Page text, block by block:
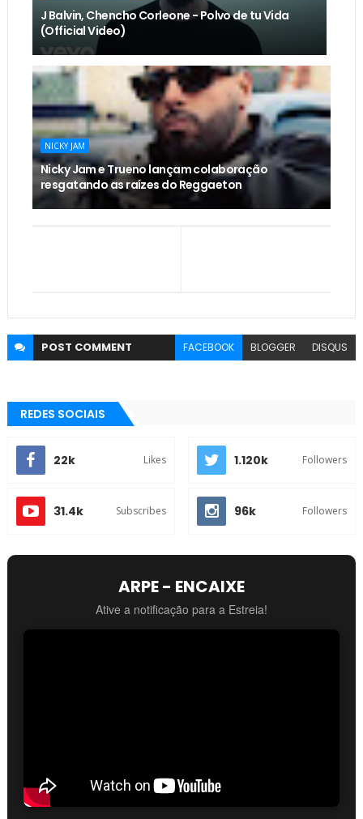
J Balvin, Chencho Corleone - Polvo de tu Vida
(Official Video)
NICKY JAM
Nicky Jam e Trueno lançam colaboração
resgatando as raízes do Reggaeton
POST COMMENT FACEBOOK BLOGGER DISQUS
REDES SOCIAIS
22k Likes 1.120k Followers
31.4k Subscribes 96k Followers
ARPE - ENCAIXE
Ative a notificação para a Estreia!